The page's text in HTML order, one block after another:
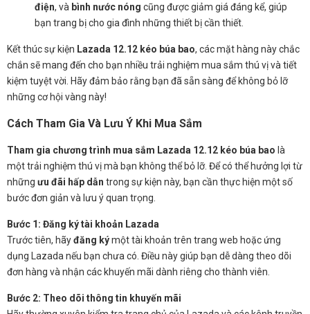
điện, và bình nước nóng cũng được giảm giá đáng kể, giúp
bạn trang bị cho gia đình những thiết bị cần thiết.
Kết thúc sự kiện Lazada 12.12 kéo búa bao, các mặt hàng này chắc
chắn sẽ mang đến cho bạn nhiều trải nghiệm mua sắm thú vị và tiết
kiệm tuyệt vời. Hãy đảm bảo rằng bạn đã sẵn sàng để không bỏ lỡ
những cơ hội vàng này!
Cách Tham Gia Và Lưu Ý Khi Mua Sắm
Tham gia chương trình mua sắm Lazada 12.12 kéo búa bao là
một trải nghiệm thú vị mà bạn không thể bỏ lỡ. Để có thể hưởng lợi từ
những ưu đãi hấp dẫn trong sự kiện này, bạn cần thực hiện một số
bước đơn giản và lưu ý quan trọng.
Bước 1: Đăng ký tài khoản Lazada
Trước tiên, hãyđăng kýmột tài khoản trên trang web hoặc ứng
dụng Lazada nếu bạn chưa có. Điều này giúp bạn dễ dàng theo dõi
đơn hàng và nhận các khuyến mãi dành riêng cho thành viên.
Bước 2: Theo dõi thông tin khuyến mãi